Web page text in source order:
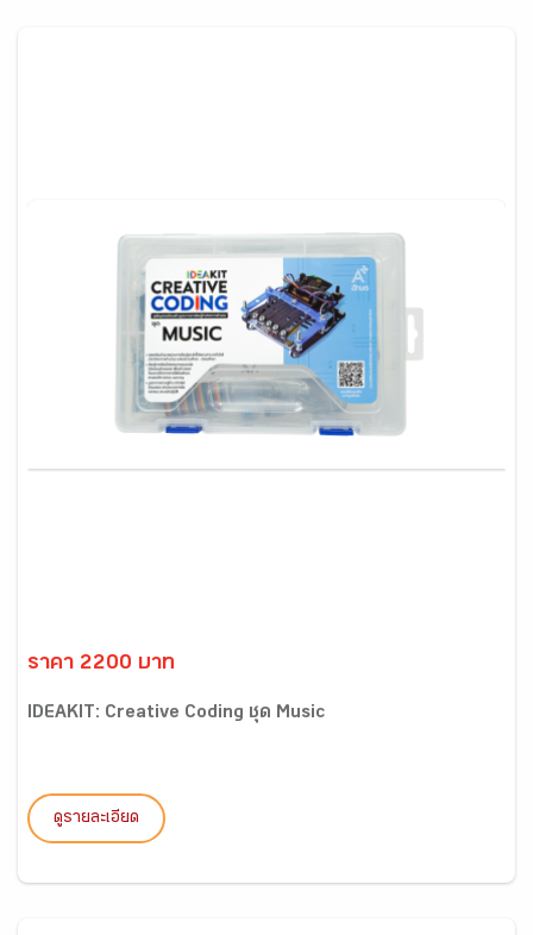
ราคา 2200 บาท
IDEAKIT: Creative Coding ชุด Music
ดูรายละเอียด